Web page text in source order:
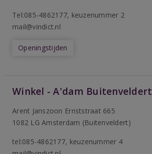
Tel:085-4862177, keuzenummer 2
mail@vindict.nl
Openingstijden
Winkel - A'dam Buitenveldert
Arent Janszoon Ernststraat 665
1082 LG Amsterdam (Buitenveldert)
tel:085-4862177, keuzenummer 4